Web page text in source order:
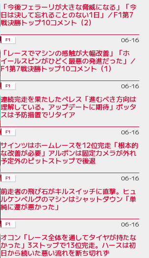
「今後フェラーリが大きな脅威になる」「今
日は決して忘れることのない1日」／F1第7
戦決勝トップ10コメント（2）
F1 06-16
「レースでマシンの感触が大幅改善」「ホ
イールスピンがひどく最悪の発進だった」／
F1第7戦決勝トップ10コメント（1）
F1 06-16
連続完走を果たしたペレス「進むべき方向は
理解している。アップデートに期待」ボッタ
スは予防措置でリタイア
F1 06-16
サインツはホームレースを12位完走「根本的
な改善が必要」アルボンは固定カメラが外れ
予定外のピットストップで後退
F1 06-16
前走者の飛び石がキルスイッチに直撃。ヒュ
ルケンベルグのマシンはシャットダウン「単
純に運が悪かった」
F1 06-16
オコン「レース全体を通してタイヤが持たな
かった」3ストップで13位完走。ハースは初
日から続いた悪い流れを断ち切れず